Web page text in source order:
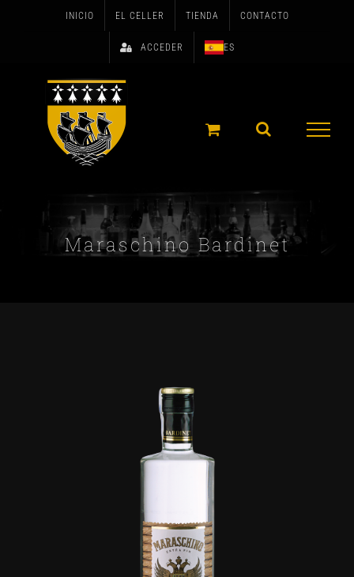
INICIO EL CELLER TIENDA CONTACTO
ACCEDER ES
Maraschino Bardinet